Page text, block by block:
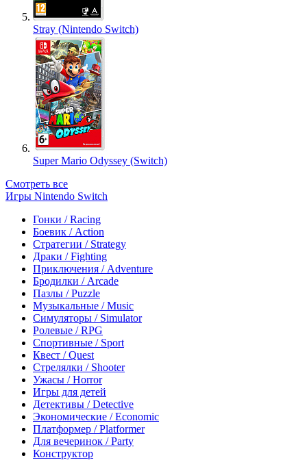
Stray (Nintendo Switch)
Super Mario Odyssey (Switch)
Смотреть все
Игры Nintendo Switch
Гонки / Racing
Боевик / Action
Стратегии / Strategy
Драки / Fighting
Приключения / Adventure
Бродилки / Arcade
Пазлы / Puzzle
Музыкальные / Music
Симуляторы / Simulator
Ролевые / RPG
Спортивные / Sport
Квест / Quest
Стрелялки / Shooter
Ужасы / Horror
Игры для детей
Детективы / Detective
Экономические / Economic
Платформер / Platformer
Для вечеринок / Party
Конструктор